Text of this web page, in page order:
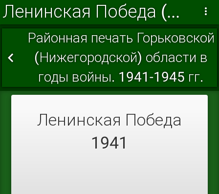
Ленинская Победа (Богородский район)
Районная печать Горьковской
(Нижегородской) области в
годы войны. 1941-1945 гг.
Ленинская Победа
1941